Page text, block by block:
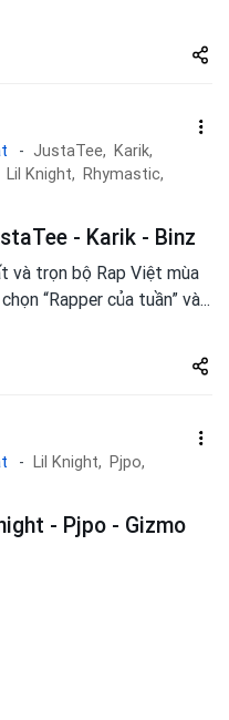
Share
zuto.vn
JustaTee, Karik,
Lil Knight, Rhymastic,
- Karik - Binz
và trọn bộ Rap Việt mùa
“Rapper của tuần” và...
Share
zuto.vn
Lil Knight, Pjpo,
- Pjpo - Gizmo